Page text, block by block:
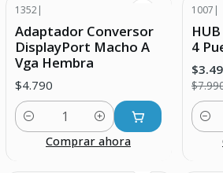
1352|
Adaptador Conversor
DisplayPort Macho A
Vga Hembra
$4.790
Cantidad
Comprar ahora
1007 |
4